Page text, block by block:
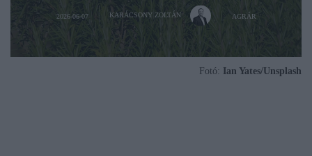
2026-06-07 KARÁCSONY ZOLTÁN AGRÁR
Fotó: Ian Yates/Unsplash